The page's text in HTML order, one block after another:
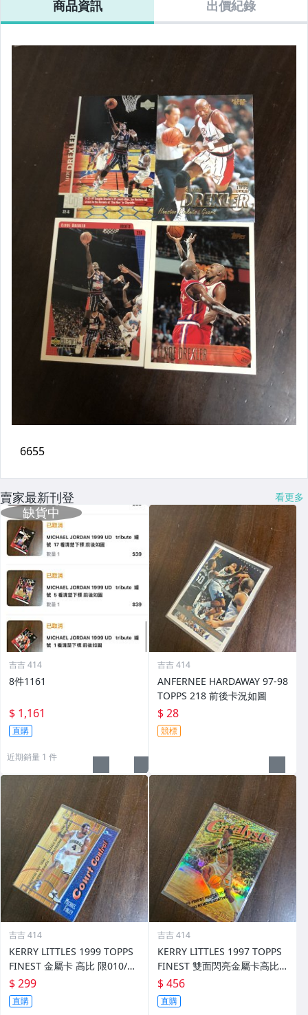
商品資訊 出價紀錄
賣家最新刊登 看更多
吉吉 414
8件1161
$ 1,161
直購
近期銷量 1 件
吉吉 414
ANFERNEE HARDAWAY 97-98
TOPPS 218 前後卡況如圖
$ 28
競標
吉吉 414
KERRY LITTLES 1999 TOPPS
FINEST 金屬卡 高比 限010/75
0 前後如圖
$ 299
直購
吉吉 414
KERRY LITTLES 1997 TOPPS
FINEST 雙面閃亮金屬卡高比 R
EF 限135/289 前後如圖
$ 456
直購